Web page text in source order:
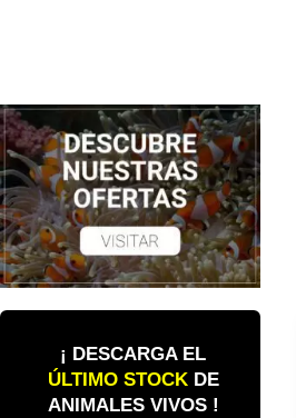
¡ DESCARGA EL
ÚLTIMO STOCK DE
ANIMALES VIVOS !